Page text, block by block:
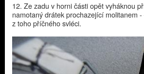
12. Ze zadu v horni části opět vyháknou
namotaný drátek prochazející molitanem
z toho příčného svléci.